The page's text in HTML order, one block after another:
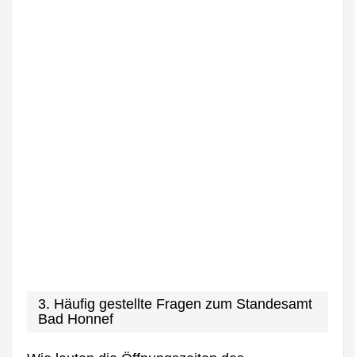
3. Häufig gestellte Fragen zum Standesamt
Bad Honnef